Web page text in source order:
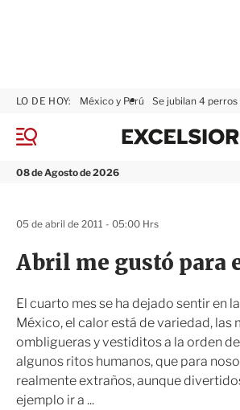
M
n
08 de Agosto de 2026
LO DE HOY: México y Perú Se jubilan 4
x
Abril me gustó para
El cuarto mes se ha dejado sentir en
México, el calor está de variedad, las
ombligueras y vestiditos a la orden
algunos ritos humanos, que para
realmente extraños, aunque
ejemplo ir a ...
05 de abril de 2011 - 05:00 Hrs